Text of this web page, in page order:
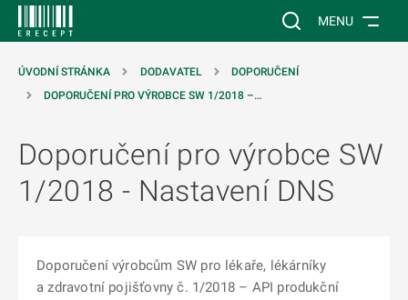
Vyhledávání na
MENU
ÚVODNÍ STRÁNKA DODAVATEL
DOPORUČENÍ
DOPORUČENÍ PRO VÝROBCE SW 1/2018 –…
Doporučení pro výrobce SW
1/2018 - Nastavení DNS
Doporučení výrobcům SW pro lékaře, lékárníky
a zdravotní pojišťovny č. 1/2018 – API produkční